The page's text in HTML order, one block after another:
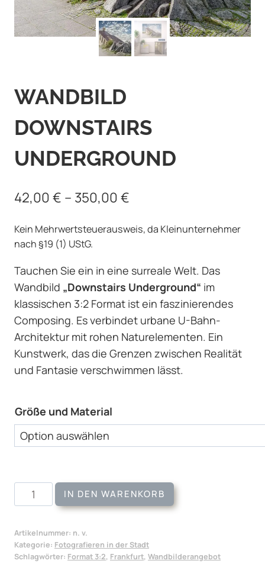
WANDBILD
DOWNSTAIRS
UNDERGROUND
42,00€ – 350,00€
Kein Mehrwertsteuerausweis, da Kleinunternehmer
nach §19 (1) UStG.
Tauchen Sie ein in eine surreale Welt. Das
Wandbild „Downstairs Underground“ im
klassischen 3:2 Format ist ein faszinierendes
Composing. Es verbindet urbane U-Bahn-
Architektur mit rohen Naturelementen. Ein
Kunstwerk, das die Grenzen zwischen Realität
und Fantasie verschwimmen lässt.
Größe und Material
Wandbild
Downstairs
Menge
IN DEN WARENKORB
Artikelnummer: n. v.
Kategorie: Fotografieren in der Stadt
Schlagwörter: Format 3:2, Frankfurt, Wandbilderangebot